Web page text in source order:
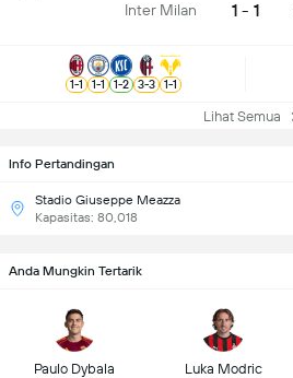
Info Pertandingan
Stadio Giuseppe Meazza
Kapasitas: 80,018
Inter Milan 1 - 1
1-1 1-1 1-2 3-3 1-1
Lihat Semua
Anda Mungkin Tertarik
Paulo Dybala Luka Modric